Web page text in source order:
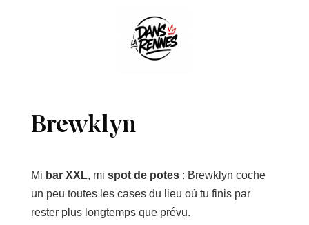
Brewklyn
Mi bar XXL, mi spot de potes: Brewklyn coche
un peu toutes les cases du lieu où tu finis par
rester plus longtemps que prévu.